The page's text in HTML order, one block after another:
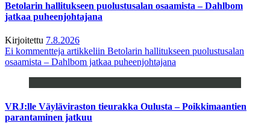
Betolarin hallitukseen puolustusalan osaamista – Dahlbom
jatkaa puheenjohtajana
Kirjoitettu 7.8.2026
Ei kommentteja artikkeliin Betolarin hallitukseen puolustusalan
osaamista – Dahlbom jatkaa puheenjohtajana
VRJ:lle Väyläviraston tieurakka Oulusta – Poikkimaantien
parantaminen jatkuu